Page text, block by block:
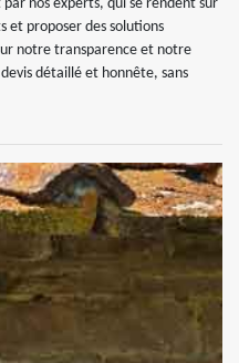
nos experts, qui se rendent sur
et proposer des solutions
notre transparence et notre
détaillé et honnête, sans